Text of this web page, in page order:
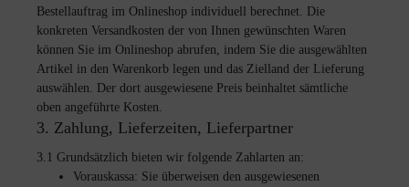
Bestellauftrag im Onlineshop individuell berechnet. Die
konkreten Versandkosten der von Ihnen gewünschten Waren
können Sie im Onlineshop abrufen, indem Sie die ausgewählten
Artikel in den Warenkorb legen und das Zielland der Lieferung
auswählen. Der dort ausgewiesene Preis beinhaltet sämtliche
oben angeführte Kosten.
3. Zahlung, Lieferzeiten, Lieferpartner
3.1 Grundsätzlich bieten wir folgende Zahlarten an:
Vorauskassa: Sie überweisen den ausgewiesenen